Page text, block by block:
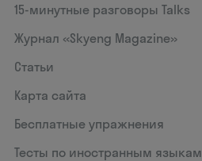
15‑минутные разговоры Talks
Журнал «Skyeng Magazine»
Статьи
Карта сайта
Бесплатные упражнения
Тесты по иностранным языкам